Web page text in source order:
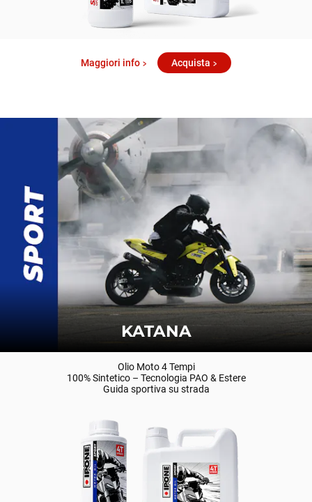
Maggiori info Acquista
KATANA
Olio Moto 4 Tempi
100% Sintetico – Tecnologia PAO & Estere
Guida sportiva su strada